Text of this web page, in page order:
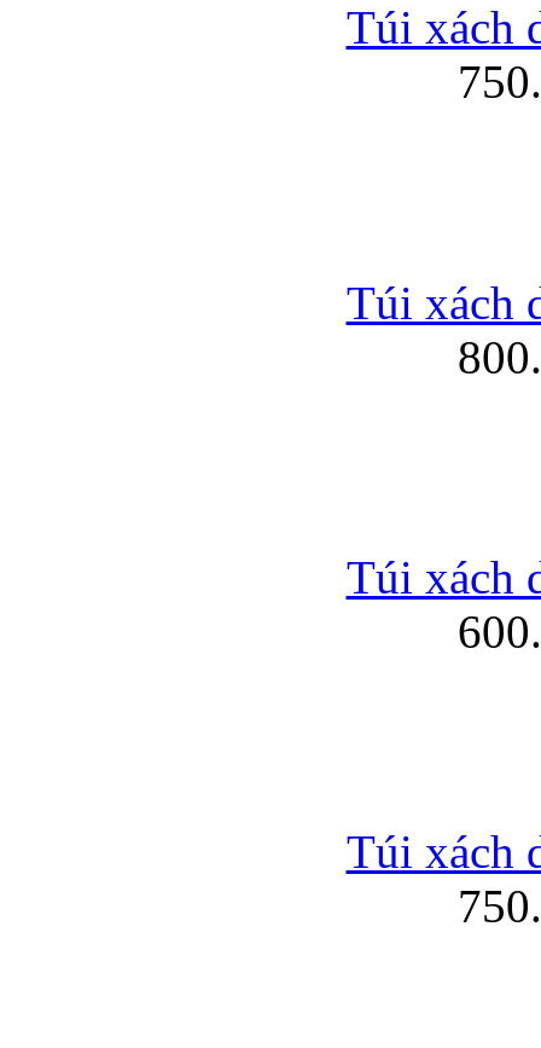
Túi xách
Túi xách
Túi xách
Túi xách